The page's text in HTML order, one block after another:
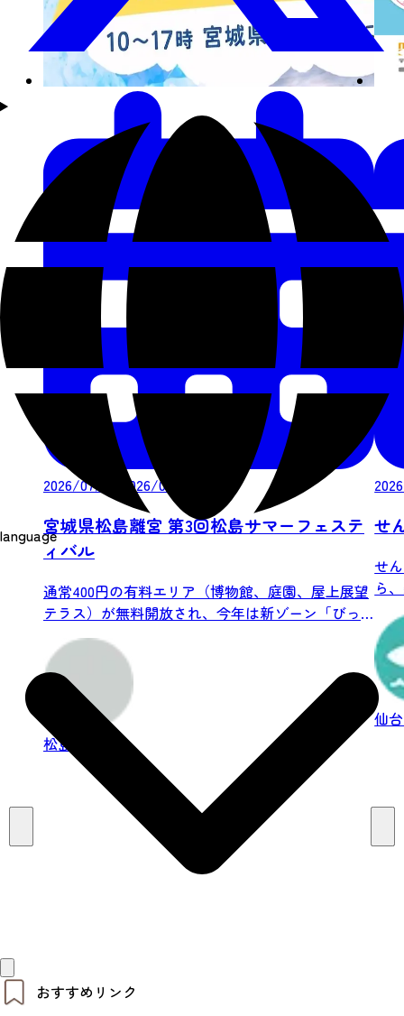
language
おすすめリンク
2026/07/18-2026/08/30
宮城県松島離宮 第3回松島サマーフェステ
ィバル
通常400円の有料エリア（博物館、庭園、屋上展望
テラス）が無料開放され、今年は新ゾーン「びっ
松島
せ
せ
ら
リ
仙